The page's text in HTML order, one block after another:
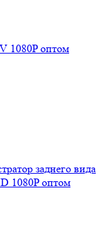
1080P оптом
заднего вида
1080P оптом